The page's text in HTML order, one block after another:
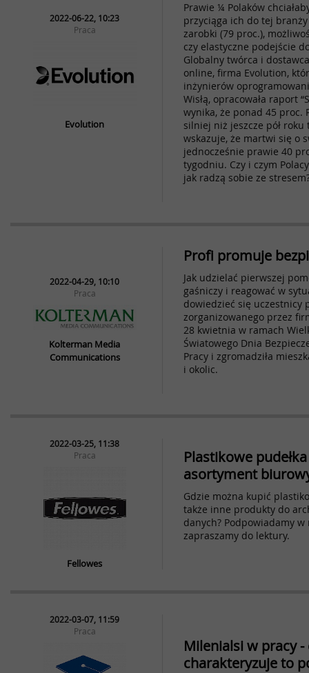
2022-06-22, 10:23
Praca
Evolution
Prawie ¼ Polaków
przyciąga ich do tej
zarobki (79 proc.),
czy elastyczne podejście
Globalny twórca i
online, firma Evolution,
inżynierów
Wisłą, opracowała raport
wynika, że ponad 45 proc.
silniej niż jeszcze pół
wskazuje, że martwi się o
jednocześnie prawie 40
tygodniu. Czy i czym
jak radzą sobie ze
2022-04-29, 10:10
Praca
Kolterman Media
Communications
Profi promuje
Jak udzielać pierwszej
gaśniczy i reagować w
dowiedzieć się uczestnicy
zorganizowanego przez
28 kwietnia w ramach
Światowego Dnia
Pracy i zgromadziła
i okolic.
2022-03-25, 11:38
Praca
Fellowes
Plastikowe
asortyment
Gdzie można kupić
także inne produkty do
danych? Podpowiadamy
zapraszamy do lektury.
2022-03-07, 11:59
Praca
Milenialsi w pracy -
charakteryzuje to